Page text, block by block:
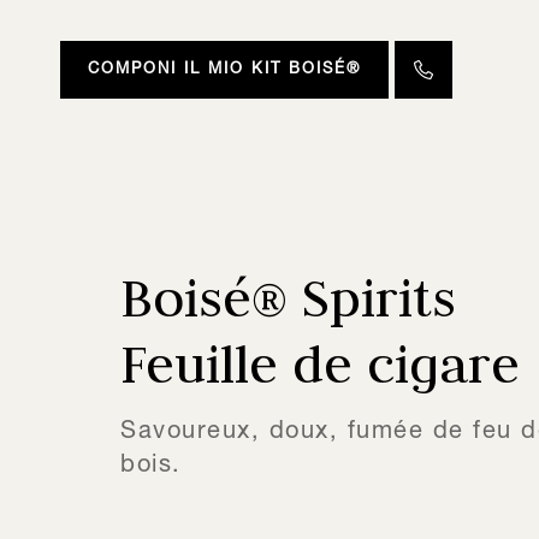
COMPONI IL MIO KIT BOISÉ®
Boisé® Spirits
Feuille de cigare
Savoureux, doux, fumée de feu
bois.